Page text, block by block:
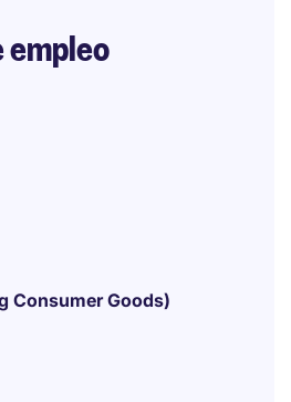
empleo
Consumer Goods)